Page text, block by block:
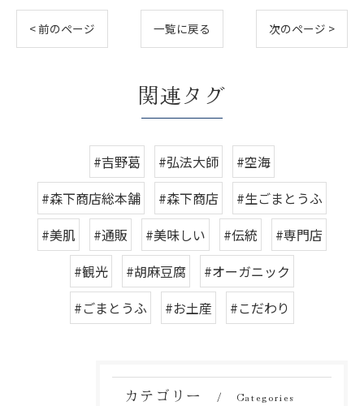
< 前のページ 一覧に戻る 次のページ >
関連タグ
#吉野葛 #弘法大師
#空海
#森下商店総本舗
#森下商店
#生ごまとうふ
#美肌
#通販 #美味しい #伝統
#専門店
#観光
#胡麻豆腐
#オーガニック
#ごまとうふ
#お土産 #こだわり
カテゴリー Categories